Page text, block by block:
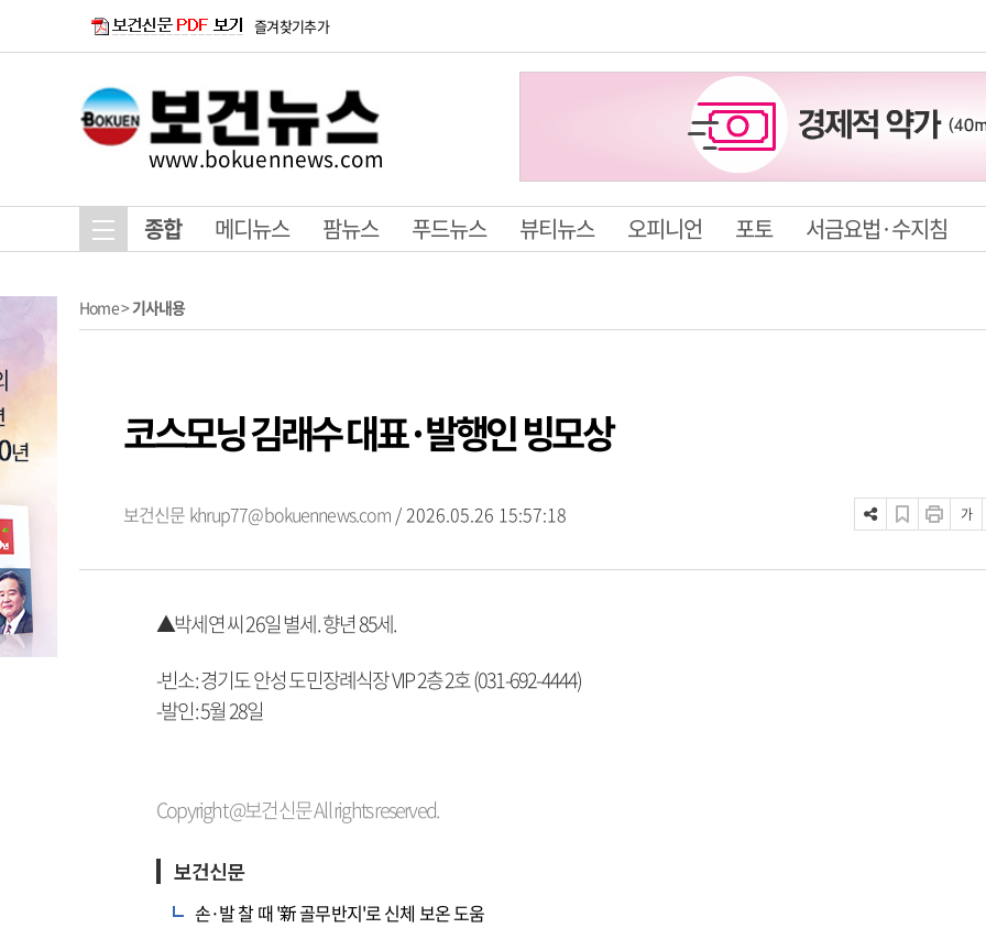
즐겨찾기추가
www.bokuennews.com
종합 메디뉴스 팜뉴스 푸드뉴스 뷰티뉴스 오피니언 포토 서금요법·수지침
Home>기사내용
코스모닝 김래수 대표·발행인 빙모상
보건신문 khrup77@bokuennews.com / 2026.05.26 15:57:18 가
▲박세연 씨 26일 별세. 향년 85세.
-빈소: 경기도 안성 도민장례식장 VIP 2층 2호 (031-692-4444)
-발인: 5월 28일
Copyright @보건신문 All rights reserved.
보건신문
손·발 찰 때 '新 골무반지'로 신체 보온 도움